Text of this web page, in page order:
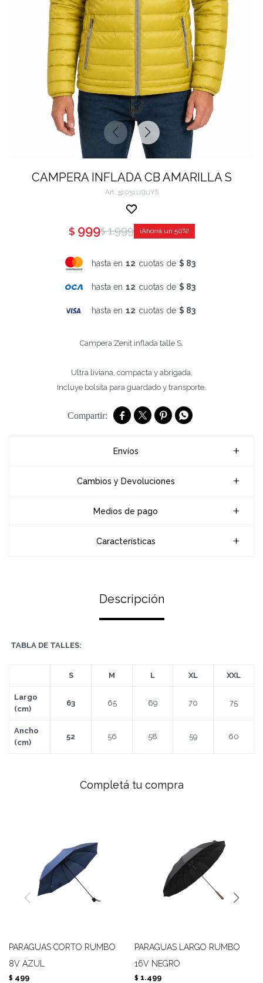
CAMPERA INFLADA CB AMARILLA S
5105111911YS
$ 999$ 1.999 50
hasta en 12 cuotas de $ 83
hasta en 12 cuotas de $ 83
hasta en 12 cuotas de $ 83
Campera Zenit inflada talle S.
Ultra liviana, compacta y abrigada.
Incluye bolsita para guardado y transporte.
   
Envíos
Cambios y Devoluciones
Medios de pago
Características
Descripción
TABLA DE TALLES:
S M L XL XXL
Largo
(cm)
63 65 69 70 75
Ancho
(cm)
52 56 58 59 60
Completá tu compra
PARAGUAS CORTO RUMBO
8V AZUL
$ 499
PARAGUAS LARGO RUMBO
16V NEGRO
$ 1.499